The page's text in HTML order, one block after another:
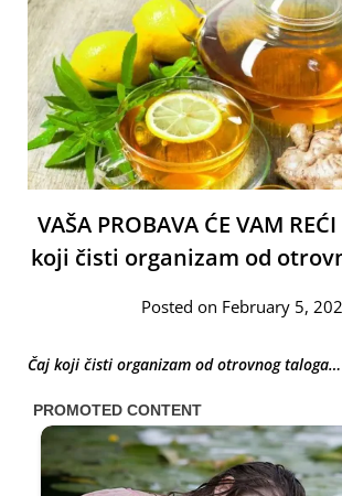
VAŠA PROBAVA ĆE VAM
koji čisti organizam od
Posted on February 5,
Čaj koji čisti organizam od otrovnog taloga…